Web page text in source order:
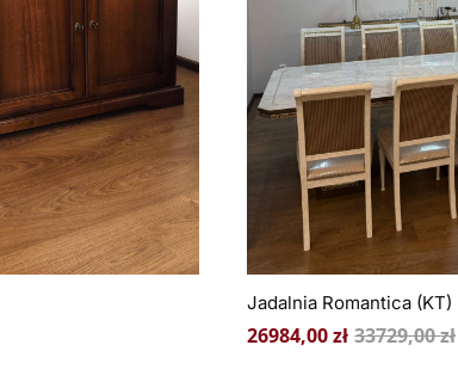
Jadalnia Romantica (KT)
33729,00zł
26984,00zł